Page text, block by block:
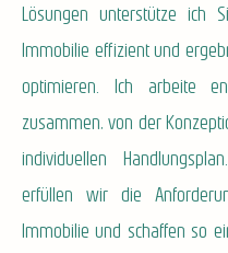
Lösungen unterstütze ich
Immobilie effizient und
optimieren. Ich arbeite
zusammen, von der
individuellen
erfüllen wir die
Immobilie und schaffen so